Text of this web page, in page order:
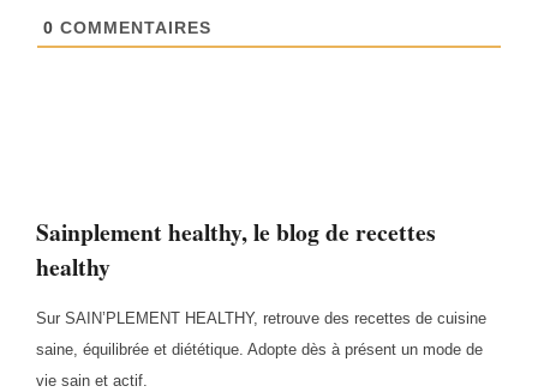
Sainplement healthy, le blog de recettes
healthy
Sur SAIN’PLEMENT HEALTHY, retrouve des recettes de cuisine
saine, équilibrée et diététique. Adopte dès à présent un mode de
vie sain et actif.
0 COMMENTAIRES